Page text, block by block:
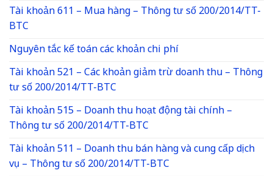
Tài khoản 611 – Mua hàng – Thông tư số 200/2014/TT-
BTC
Nguyên tắc kế toán các khoản chi phí
Tài khoản 521 – Các khoản giảm trừ doanh thu – Thông
tư số 200/2014/TT-BTC
Tài khoản 515 – Doanh thu hoạt động tài chính –
Thông tư số 200/2014/TT-BTC
Tài khoản 511 – Doanh thu bán hàng và cung cấp dịch
vụ – Thông tư số 200/2014/TT-BTC